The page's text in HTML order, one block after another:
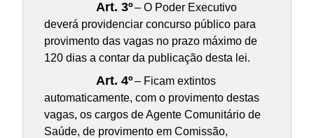
Art. 3º– O Poder Executivo
deverá providenciar concurso público para
provimento das vagas no prazo máximo de
120 dias a contar da publicação desta lei.
Art. 4º– Ficam extintos
automaticamente, com o provimento destas
vagas, os cargos de Agente Comunitário de
Saúde, de provimento em Comissão,